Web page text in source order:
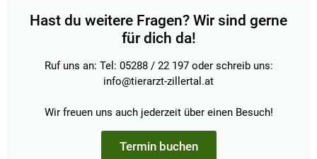
Hast du weitere Fragen? Wir sind gerne
für dich da!
Ruf uns an: Tel: 05288 / 22 197 oder schreib uns:
info@tierarzt-zillertal.at
Wir freuen uns auch jederzeit über einen Besuch!
Termin buchen